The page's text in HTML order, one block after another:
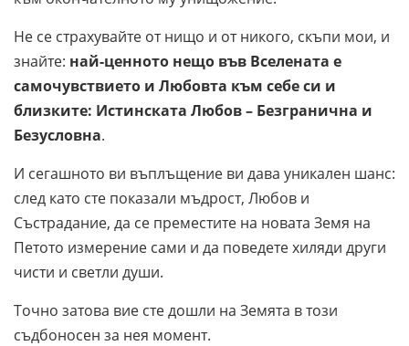
Не се страхувайте от нищо и от никого, скъпи мои, и
знайте: най-ценното нещо във Вселената е
самочувствието и Любовта към себе си и
близките: Истинската Любов – Безгранична и
Безусловна.
И сегашното ви въплъщение ви дава уникален шанс:
след като сте показали мъдрост, Любов и
Състрадание, да се преместите на новата Земя на
Петото измерение сами и да поведете хиляди други
чисти и светли души.
Точно затова вие сте дошли на Земята в този
съдбоносен за нея момент.